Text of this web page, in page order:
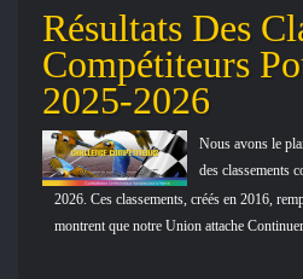
Résultats Des
Compétiteurs
2025-2026
Nous avons le
des classements
2026. Ces classements, créés en 2016,
montrent que notre Union attache